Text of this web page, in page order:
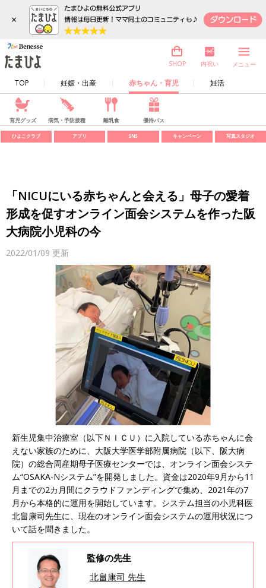
×
TOP 妊娠・出産 赤ちゃん・育児 妊活
SHOP 内祝い メニュー
育児グッズ 病気・予防接種 離乳食 優待パス
ひよこクラブ アプリ SNS キャンペーン 写真スタジオ
「NICUにいる赤ちゃんと会える」母子の愛着
形成を促すオンライン面会システムを作った阪
大病院小児科の今
2022/01/09 更新
新生児集中治療室（以下ＮＩＣＵ）に入院している赤ちゃんに会
えない家族のために、大阪大学医学部附属病院（以下、阪大病
院）の総合周産期母子医療センターでは、オンライン面会システ
ム“OSAKA-Nシステム”を開発しました。資金は2020年9月から11
月までの2カ月間にクラウドファンディングで集め、2021年の7
月から本格的に運用を開始しています。システム担当の小児科医
北畠康司先生に、現在のオンライン面会システムの運用状況につ
いて話を聞きました。
監修の先生
北畠康司 先生